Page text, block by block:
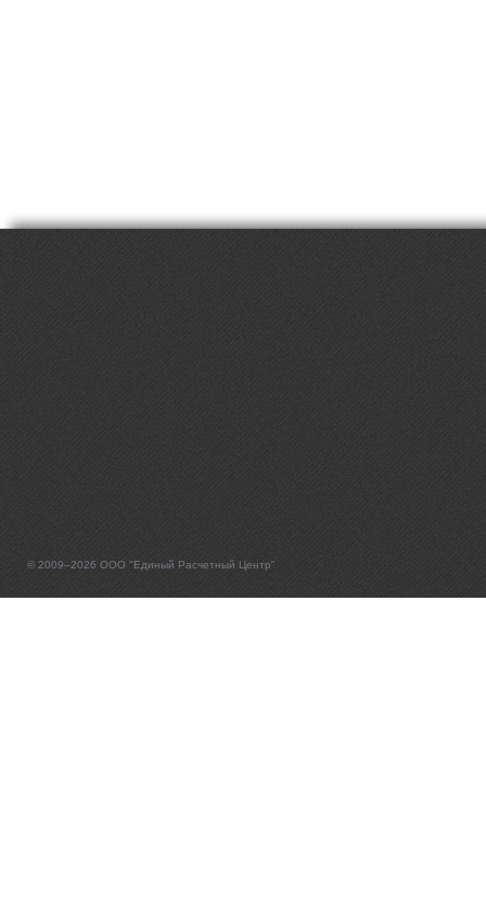
© 2009–2026 ООО "Единый Расчетный Центр"